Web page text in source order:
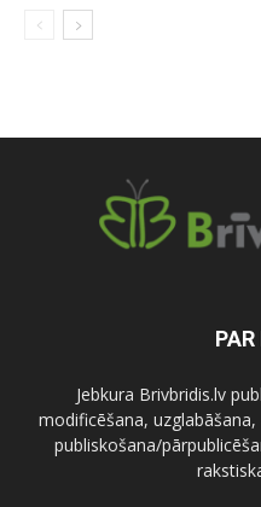
Jebkura Brivbridis.lv
modificēšana,
publiskošana/